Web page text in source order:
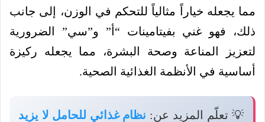
مما يجعله خياراً مثالياً للتحكم في الوزن، إلى جانب
ذلك، فهو غني بفيتامينات “أ” و”سي” الضرورية
لتعزيز المناعة وصحة البشرة، مما يجعله ركيزة
أساسية في الأنظمة الغذائية الصحية.
💡 تعلّم المزيد عن: نظام غذائي للحامل لا يزيد